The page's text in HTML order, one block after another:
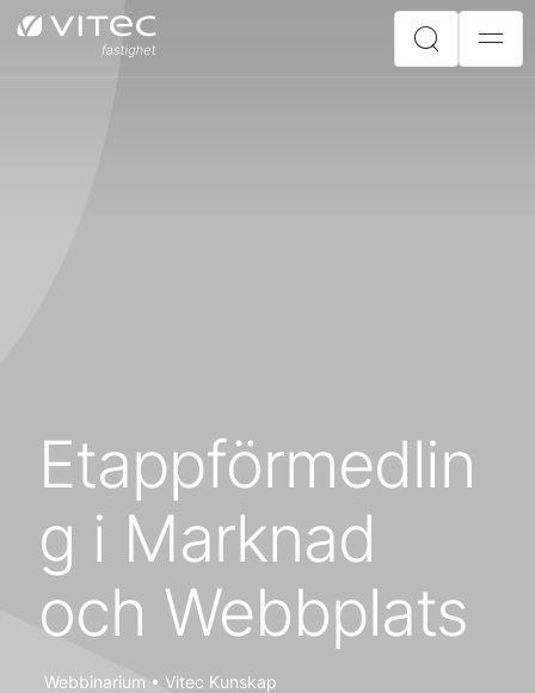
Etappförmedlin
g i Marknad
och Webbplats
Webbinarium • Vitec Kunskap